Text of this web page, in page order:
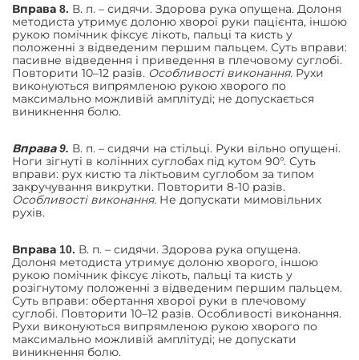
Вправа 8. В. п. – сидячи. Здорова рука опущена. Долоня
методиста утримує долоню хворої руки пацієнта, іншою
рукою помічник фіксує лікоть, пальці та кисть у
положенні з відведеним першим пальцем. Суть вправи:
пасивне відведення і приведення в плечовому суглобі.
Повторити 10–12 разів. Особливості виконання. Рухи
виконуються випрямленою рукою хворого по
максимально можливій амплітуді; не допускається
виникнення болю.
Вправа 9. В. п. – сидячи на стільці. Руки вільно опущені.
Ноги зігнуті в колінних суглобах під кутом 90°. Суть
вправи: рух кистю та ліктьовим суглобом за типом
закручування викрутки. Повторити 8-10 разів.
Особливості виконання. Не допускати мимовільних
рухів.
Вправа 10. В. п. – сидячи. Здорова рука опущена.
Долоня методиста утримує долоню хворого, іншою
рукою помічник фіксує лікоть, пальці та кисть у
розігнутому положенні з відведеним першим пальцем.
Суть вправи: обертання хворої руки в плечовому
суглобі. Повторити 10–12 разів. Особливості виконання.
Рухи виконуються випрямленою рукою хворого по
максимально можливій амплітуді; не допускати
виникнення болю.